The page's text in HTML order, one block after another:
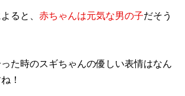
ると、 赤ちゃんは元気な男の子だそう
た時のスギちゃんの優しい表情はなん
！